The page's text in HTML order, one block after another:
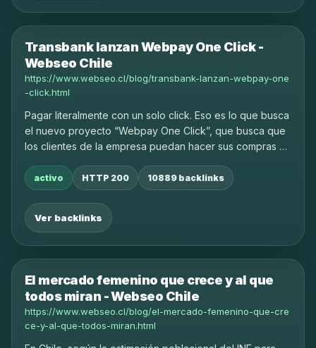
Transbank lanzan Webpay One Click -
Webseo Chile
https://www.webseo.cl/blog/transbank-lanzan-webpay-one
-click.html
Pagar literalmente con un solo click. Eso es lo que busca
el nuevo proyecto “Webpay One Click”, que busca que
los clientes de la empresa puedan hacer sus compras en
activo HTTP 200 10889 backlinks
Ver backlinks
El mercado femenino que crece y al que
todos miran - Webseo Chile
https://www.webseo.cl/blog/el-mercado-femenino-que-cre
ce-y-al-que-todos-miran.html